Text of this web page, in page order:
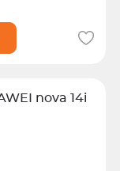
nova 14i